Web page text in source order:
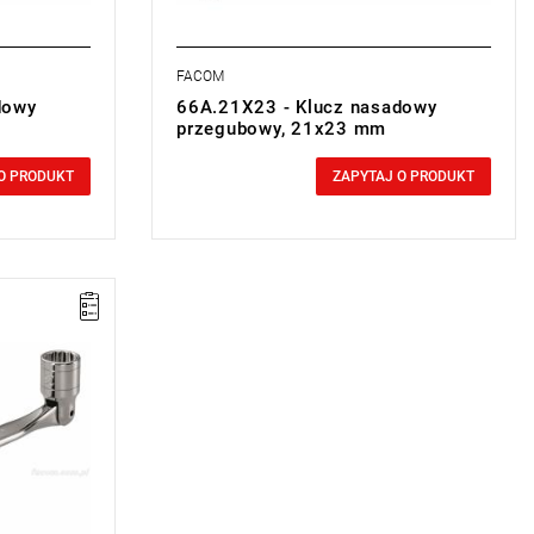
PRODUKT
FACOM
66A.21X23 - Klucz nasadowy
przegubowy, 21x23 mm
ZAPYTAJ O PRODUKT